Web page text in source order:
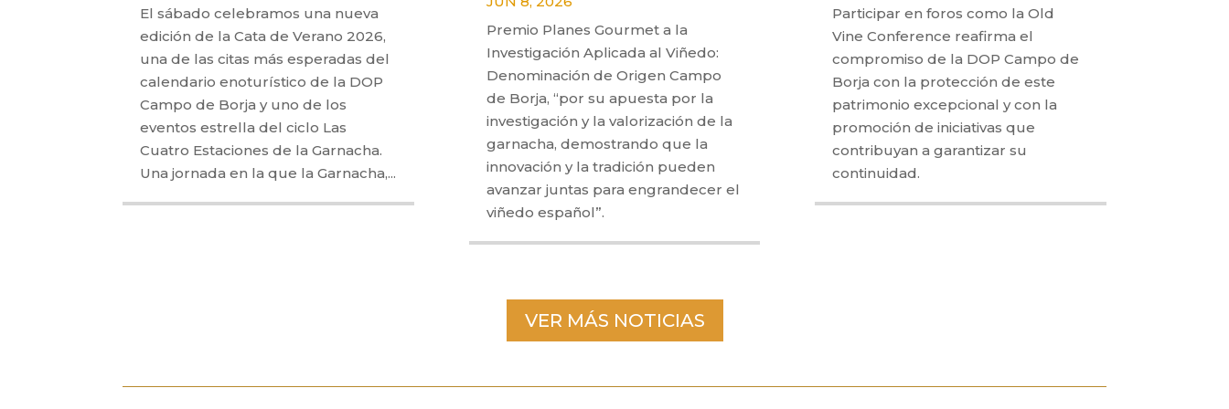
El sábado celebramos una nueva
edición de la Cata de Verano 2026,
una de las citas más esperadas del
calendario enoturístico de la DOP
Campo de Borja y uno de los
eventos estrella del ciclo Las
Cuatro Estaciones de la Garnacha.
Una jornada en la que la Garnacha,...
Premio Planes Gourmet a la
Investigación Aplicada al Viñedo:
Denominación de Origen Campo
de Borja, “por su apuesta por la
investigación y la valorización de la
garnacha, demostrando que la
innovación y la tradición pueden
avanzar juntas para engrandecer el
viñedo español”.
Participar en foros como la Old
Vine Conference reafirma el
compromiso de la DOP Campo de
Borja con la protección de este
patrimonio excepcional y con la
promoción de iniciativas que
contribuyan a garantizar su
continuidad.
VER MÁS NOTICIAS